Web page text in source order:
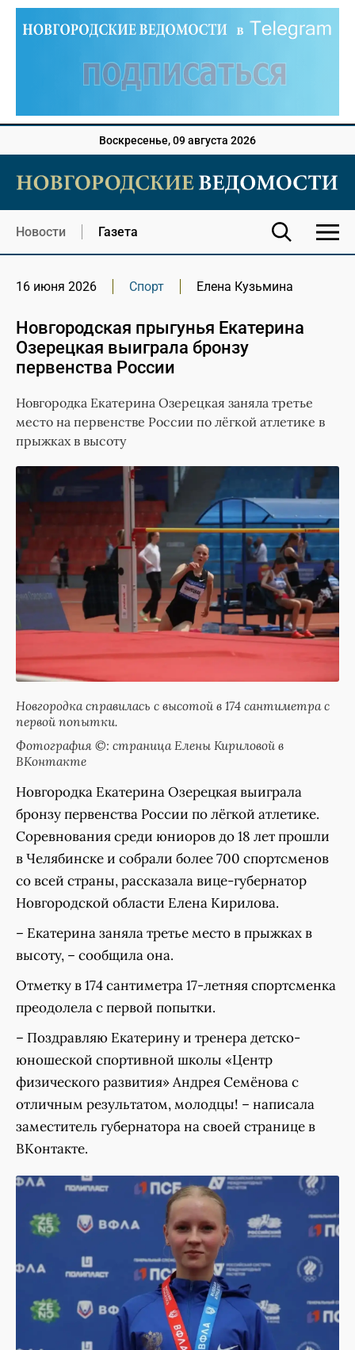
Воскресенье, 09 августа 2026
Новости Газета
16 июня 2026 Спорт Елена Кузьмина
Новгородская прыгунья Екатерина
Озерецкая выиграла бронзу
первенства России
Новгородка Екатерина Озерецкая заняла третье
место на первенстве России по лёгкой атлетике в
прыжках в высоту
Новгородка справилась с высотой в 174 сантиметра с
первой попытки.
Фотография ©: страница Елены Кириловой в
ВКонтакте
Новгородка Екатерина Озерецкая выиграла
бронзу первенства России по лёгкой атлетике.
Соревнования среди юниоров до 18 лет прошли
в Челябинске и собрали более 700 спортсменов
со всей страны, рассказала вице-губернатор
Новгородской области Елена Кирилова.
– Екатерина заняла третье место в прыжках в
высоту, – сообщила она.
Отметку в 174 сантиметра 17-летняя спортсменка
преодолела с первой попытки.
– Поздравляю Екатерину и тренера детско-
юношеской спортивной школы «Центр
физического развития» Андрея Семёнова с
отличным результатом, молодцы! – написала
заместитель губернатора на своей странице в
ВКонтакте.